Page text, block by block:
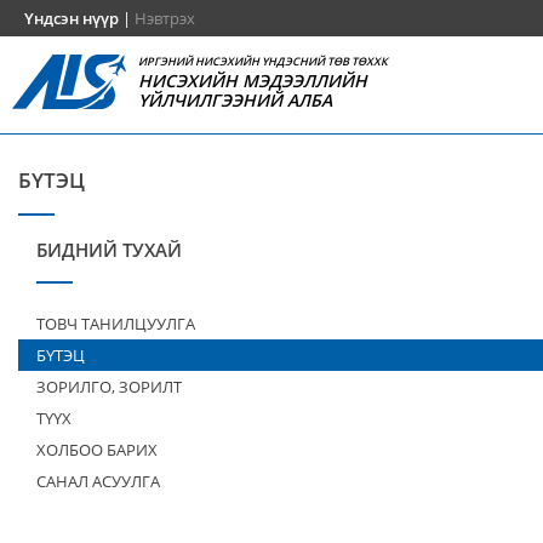
Үндсэн нүүр | Нэвтрэх
ИРГЭНИЙ НИСЭХИЙН ҮНДЭСНИЙ ТӨВ ТӨХХК
НИСЭХИЙН МЭДЭЭЛЛИЙН
ҮЙЛЧИЛГЭЭНИЙ АЛБА
БҮТЭЦ
БИДНИЙ ТУХАЙ
ТОВЧ ТАНИЛЦУУЛГА
БҮТЭЦ
ЗОРИЛГО, ЗОРИЛТ
ТҮҮХ
ХОЛБОО БАРИХ
САНАЛ АСУУЛГА